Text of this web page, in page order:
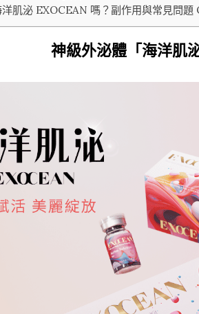
肌泌 EXOCEAN 嗎？副作用與常見問題
神級外泌體「海洋肌